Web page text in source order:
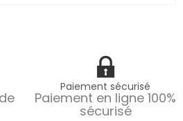
Paiement sécurisé
Paiement en ligne 100%
sécurisé